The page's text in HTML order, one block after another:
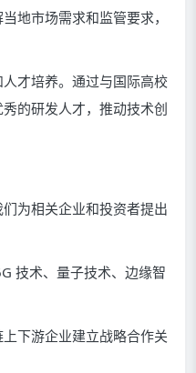
地市场需求和监管要求，
才培养。通过与国际高校
的研发人才，推动技术创
为相关企业和投资者提出
技术、量子技术、边缘智
下游企业建立战略合作关